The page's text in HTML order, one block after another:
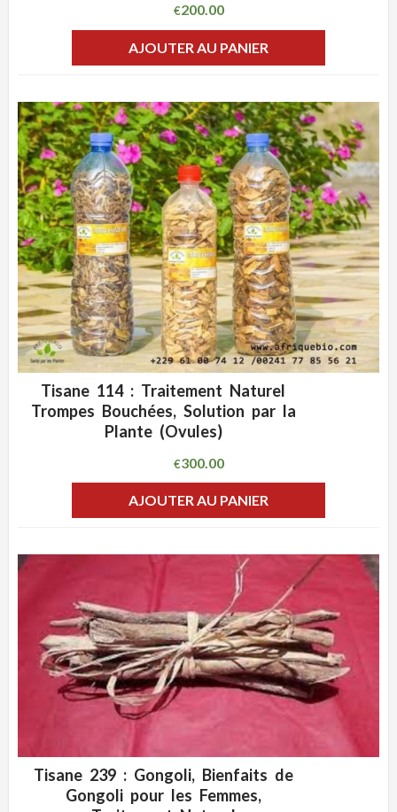
€200.00
AJOUTER AU PANIER
ADD WISHLIST
Tisane 114 : Traitement Naturel
Trompes Bouchées, Solution par la
Plante (Ovules)
€300.00
AJOUTER AU PANIER
ADD WISHLIST
Tisane 239 : Gongoli, Bienfaits de
Gongoli pour les Femmes,